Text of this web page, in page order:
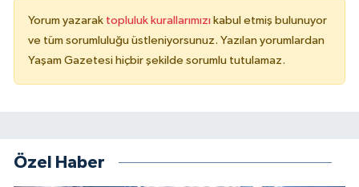
Yorum yazarak topluluk kurallarımızı kabul etmiş bulunuyor
ve tüm sorumluluğu üstleniyorsunuz. Yazılan yorumlardan
Yaşam Gazetesi hiçbir şekilde sorumlu tutulamaz.
Özel Haber